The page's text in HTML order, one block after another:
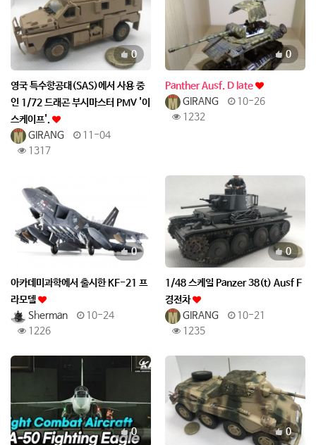
추천 0
영국 특수항공대(SAS)에서 사용 중
인 1/72 드래곤 부시마스터 PMV '이
스케이프'.
GIRANG
11-04
1317
추천 0
Panther Ausf. D late
GIRANG
10-26
1232
추천 0
아카데미과학에서 출시한 KF-21 프
라모델
Sherman
10-24
1226
추천 0
1/48 스케일 Panzer 38(t) Ausf F
경전차
GIRANG
10-21
1235
추천 0 추천 0